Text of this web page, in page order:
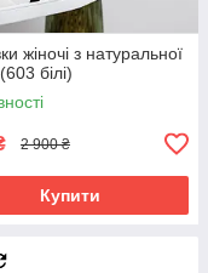
жіночі з натуральної
білі)
2 900 ₴
Купити